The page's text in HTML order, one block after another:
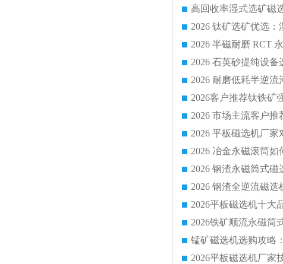
2026 平板磁选机厂
2026 钢渣全逆流磁
锰矿磁选机选购攻略